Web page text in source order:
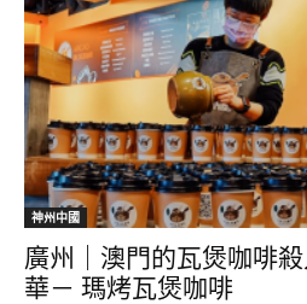
神州中國
廣州｜澳門的瓦煲咖啡
華－ 瑪烤瓦煲咖啡